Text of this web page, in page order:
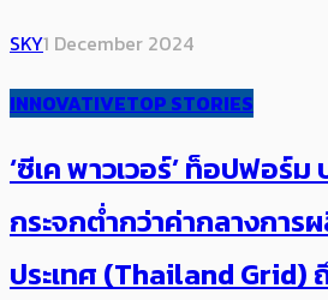
SKY1 December 2024
INNOVATIVETOP STORIES
‘ซีเค พาวเวอร์’ ท็อปฟอร์
กระจก​ต่ำกว่าค่ากลางการ
ประเทศ (Thailand Grid)